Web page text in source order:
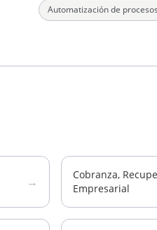
Automatización de
→
Cobranza,
Empresarial